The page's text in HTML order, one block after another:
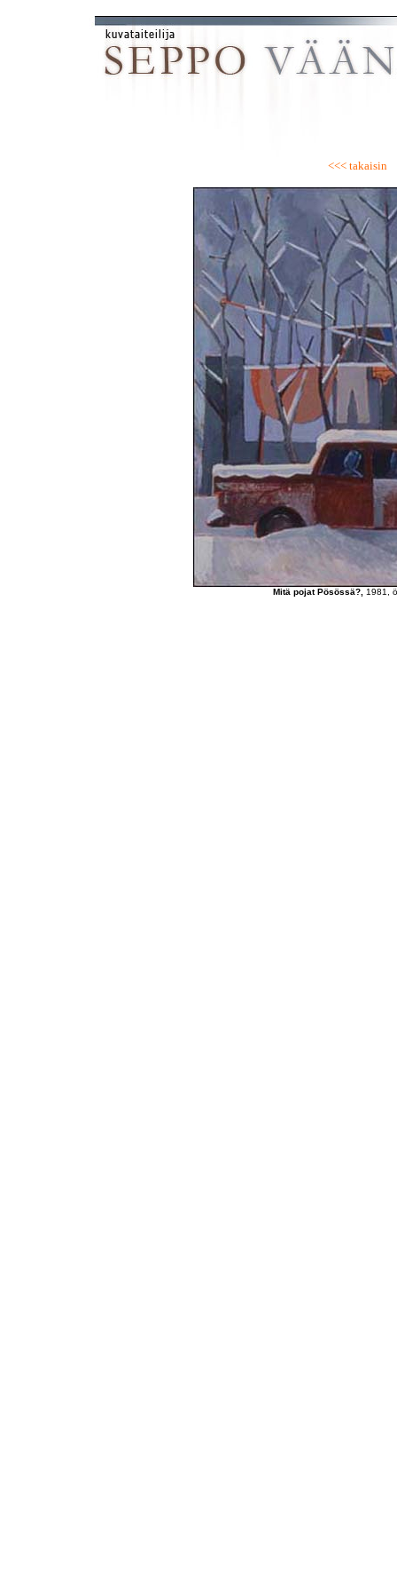
<<< takaisin
Mitä pojat Pösössä?, 1981,